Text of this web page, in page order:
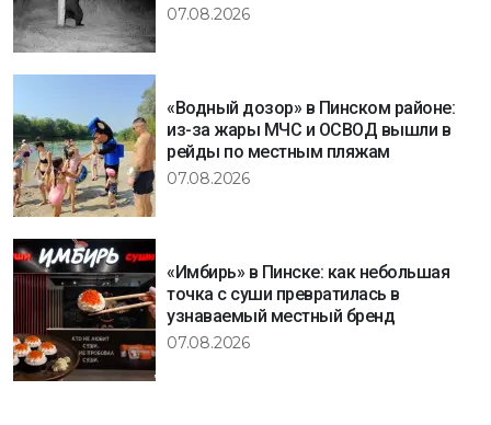
07.08.2026
«Водный дозор» в Пинском районе:
из-за жары МЧС и ОСВОД вышли в
рейды по местным пляжам
07.08.2026
«Имбирь» в Пинске: как небольшая
точка с суши превратилась в
узнаваемый местный бренд
07.08.2026